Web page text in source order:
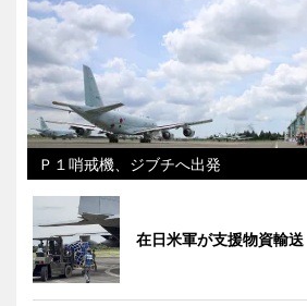
Ｐ１哨戒機、ジブチへ出発
在日米軍が支援物資輸送